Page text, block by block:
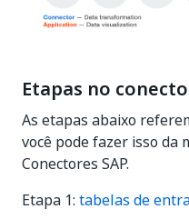
Etapas no
As etapas abaixo
você pode fazer isso da
Conectores SAP.
Etapa 1: tabelas de